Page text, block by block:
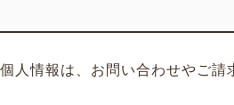
人情報は、お問い合わせやご請